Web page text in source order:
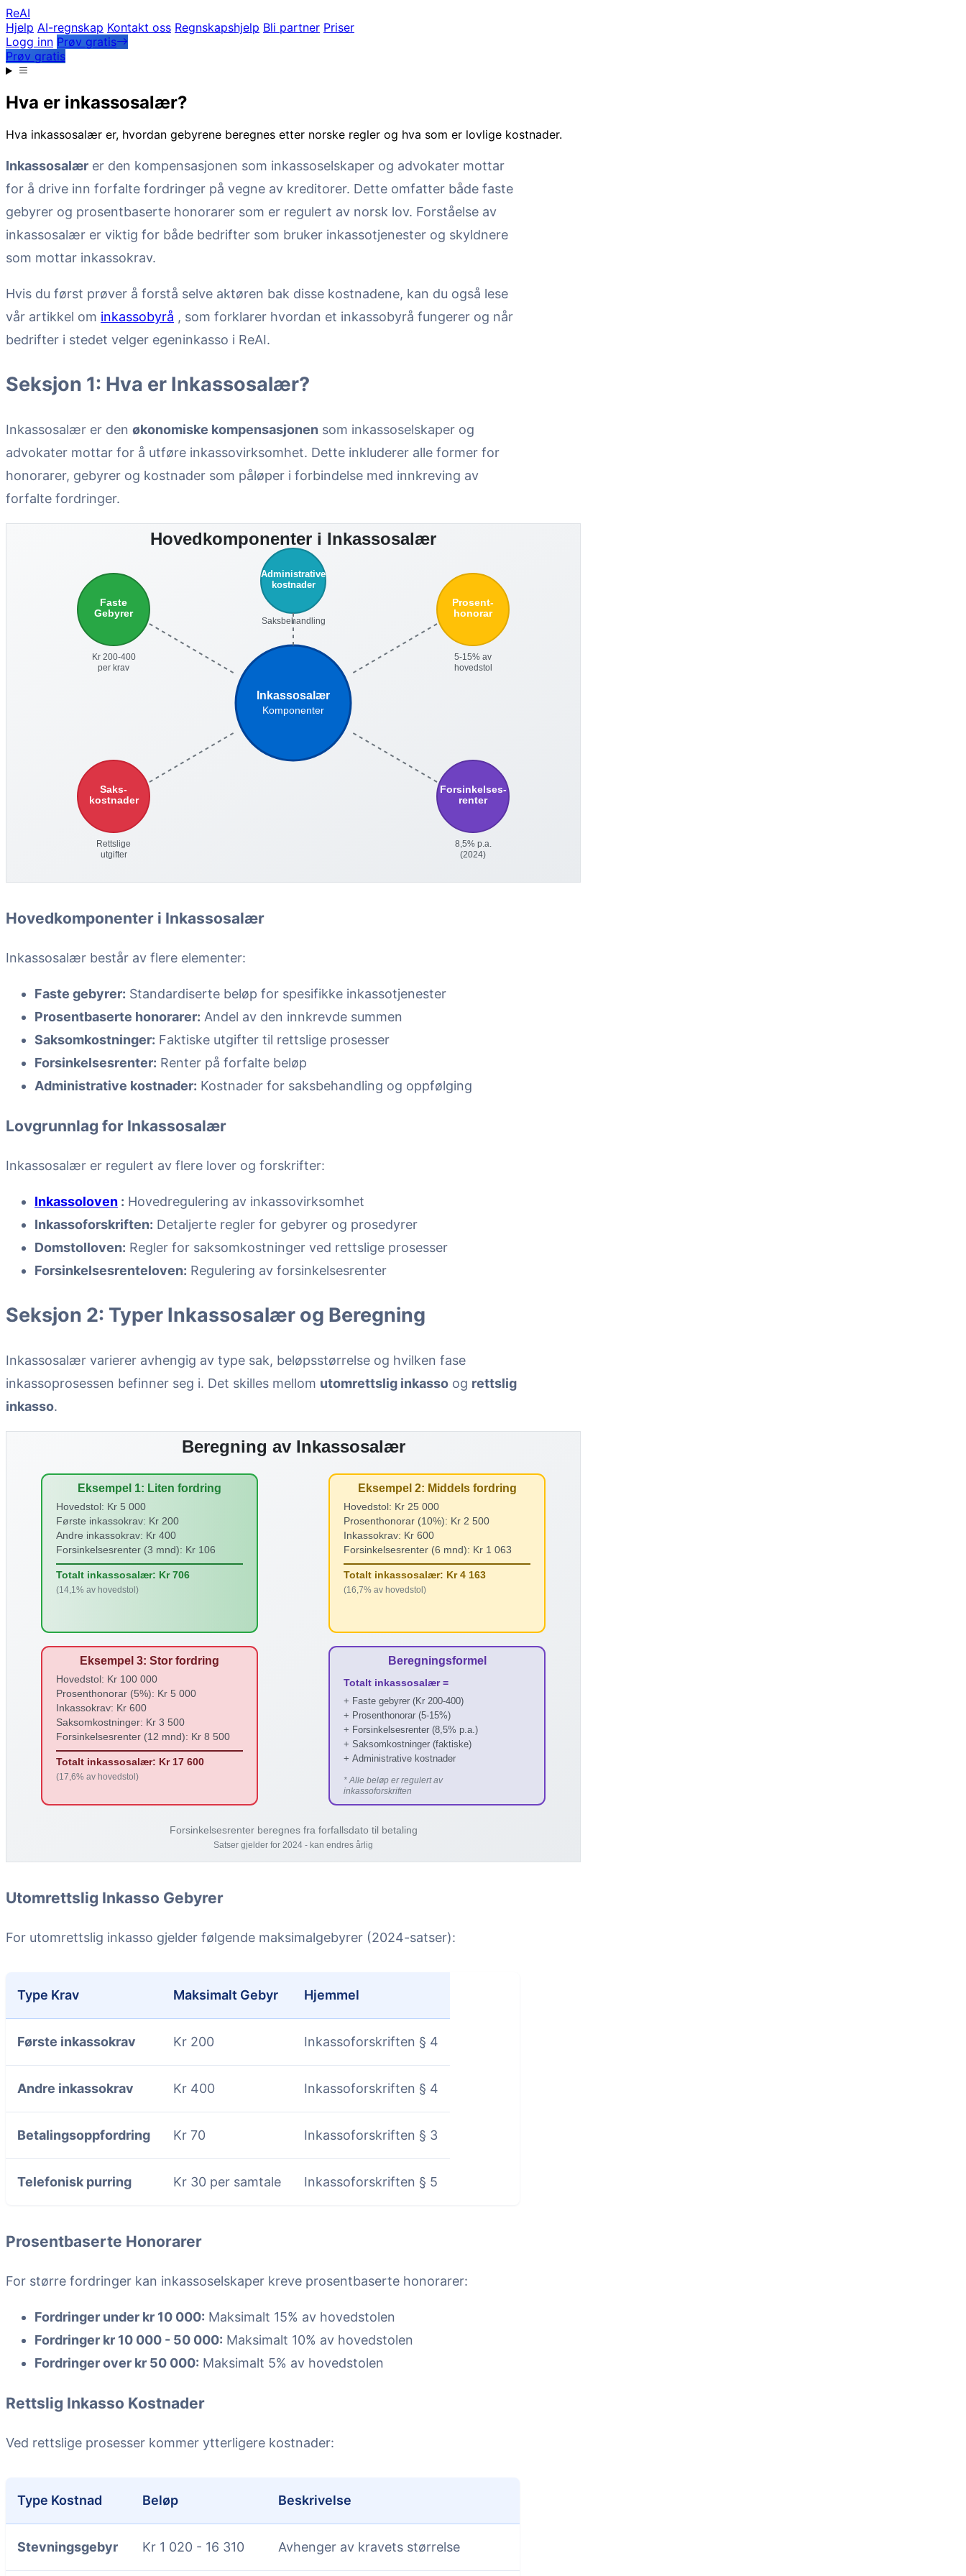
ReAI
Hjelp AI-regnskap Kontakt oss Regnskapshjelp Bli partner Priser
Logg inn Prøv gratis
Prøv gratis
Hva er inkassosalær?
Hva inkassosalær er, hvordan gebyrene beregnes etter norske regler og hva som er lovlige kostnader.
Inkassosalær er den kompensasjonen som inkassoselskaper og advokater mottar
for å drive inn forfalte fordringer på vegne av kreditorer. Dette omfatter både faste
gebyrer og prosentbaserte honorarer som er regulert av norsk lov. Forståelse av
inkassosalær er viktig for både bedrifter som bruker inkassotjenester og skyldnere
som mottar inkassokrav.
Hvis du først prøver å forstå selve aktøren bak disse kostnadene, kan du også lese
vår artikkel om inkassobyrå , som forklarer hvordan et inkassobyrå fungerer og når
bedrifter i stedet velger egeninkasso i ReAI.
Seksjon 1: Hva er Inkassosalær?
Inkassosalær er den økonomiske kompensasjonen som inkassoselskaper og
advokater mottar for å utføre inkassovirksomhet. Dette inkluderer alle former for
honorarer, gebyrer og kostnader som påløper i forbindelse med innkreving av
forfalte fordringer.
Hovedkomponenter i Inkassosalær
Inkassosalær består av flere elementer:
Faste gebyrer: Standardiserte beløp for spesifikke inkassotjenester
Prosentbaserte honorarer: Andel av den innkrevde summen
Saksomkostninger: Faktiske utgifter til rettslige prosesser
Forsinkelsesrenter: Renter på forfalte beløp
Administrative kostnader: Kostnader for saksbehandling og oppfølging
Lovgrunnlag for Inkassosalær
Inkassosalær er regulert av flere lover og forskrifter:
Inkassoloven : Hovedregulering av inkassovirksomhet
Inkassoforskriften: Detaljerte regler for gebyrer og prosedyrer
Domstolloven: Regler for saksomkostninger ved rettslige prosesser
Forsinkelsesrenteloven: Regulering av forsinkelsesrenter
Seksjon 2: Typer Inkassosalær og Beregning
Inkassosalær varierer avhengig av type sak, beløpsstørrelse og hvilken fase
inkassoprosessen befinner seg i. Det skilles mellom utomrettslig inkasso og rettslig
inkasso.
Utomrettslig Inkasso Gebyrer
For utomrettslig inkasso gjelder følgende maksimalgebyrer (2024-satser):
Type Krav Maksimalt Gebyr Hjemmel
Første inkassokrav Kr 200 Inkassoforskriften § 4
Andre inkassokrav Kr 400 Inkassoforskriften § 4
Betalingsoppfordring Kr 70 Inkassoforskriften § 3
Telefonisk purring Kr 30 per samtale Inkassoforskriften § 5
Prosentbaserte Honorarer
For større fordringer kan inkassoselskaper kreve prosentbaserte honorarer:
Fordringer under kr 10 000: Maksimalt 15% av hovedstolen
Fordringer kr 10 000 - 50 000: Maksimalt 10% av hovedstolen
Fordringer over kr 50 000: Maksimalt 5% av hovedstolen
Rettslig Inkasso Kostnader
Ved rettslige prosesser kommer ytterligere kostnader:
Type Kostnad Beløp Beskrivelse
Stevningsgebyr Kr 1 020 - 16 310 Avhenger av kravets størrelse